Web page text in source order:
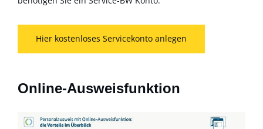
Hier kostenloses Servicekonto anlegen
Online-Ausweisfunktion